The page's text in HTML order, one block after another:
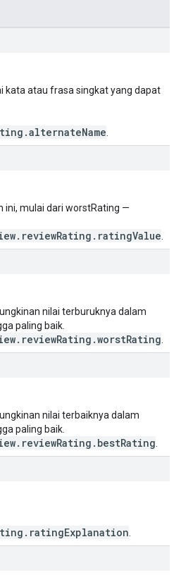
kata atau frasa singkat yang dapat
ini, mulai dari worstRating —
nilai terburuknya dalam
paling baik.
nilai terbaiknya dalam
paling baik.